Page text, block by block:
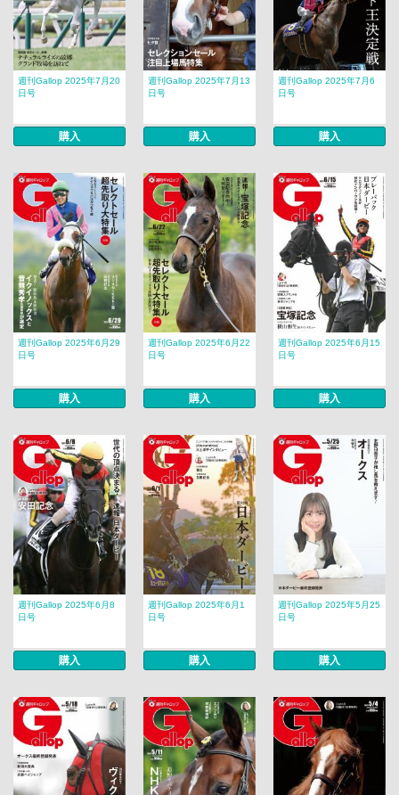
週刊Gallop 2025年7月20
日号
購入
週刊Gallop 2025年7月13
日号
購入
週刊Gallop 2025年7月6
日号
購入
週刊Gallop 2025年6月29
日号
購入
週刊Gallop 2025年6月22
日号
購入
週刊Gallop 2025年6月15
日号
購入
週刊Gallop 2025年6月8
日号
購入
週刊Gallop 2025年6月1
日号
購入
週刊Gallop 2025年5月25
日号
購入